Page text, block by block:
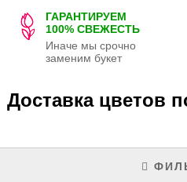
ГАРАНТИРУЕМ
100% СВЕЖЕСТЬ
Иначе мы срочно
заменим букет
Доставка цветов